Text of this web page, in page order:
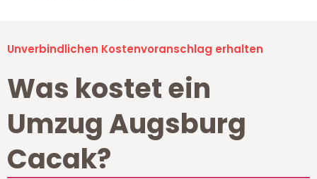
Unverbindlichen Kostenvoranschlag erhalten
Was kostet ein
Umzug Augsburg
Cacak?